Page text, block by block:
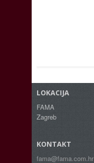
LOKACIJA
FAMA
Zagreb
KONTAKT
fama@fama.com.hr